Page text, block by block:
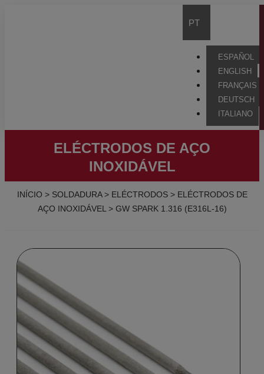
PT
ESPAÑOL
ENGLISH
FRANÇAIS
DEUTSCH
ITALIANO
ELÉCTRODOS DE AÇO
INOXIDÁVEL
INÍCIO > SOLDADURA> ELÉCTRODOS> ELÉCTRODOS DE
AÇO INOXIDÁVEL > GW SPARK 1.316 (E316L-16)